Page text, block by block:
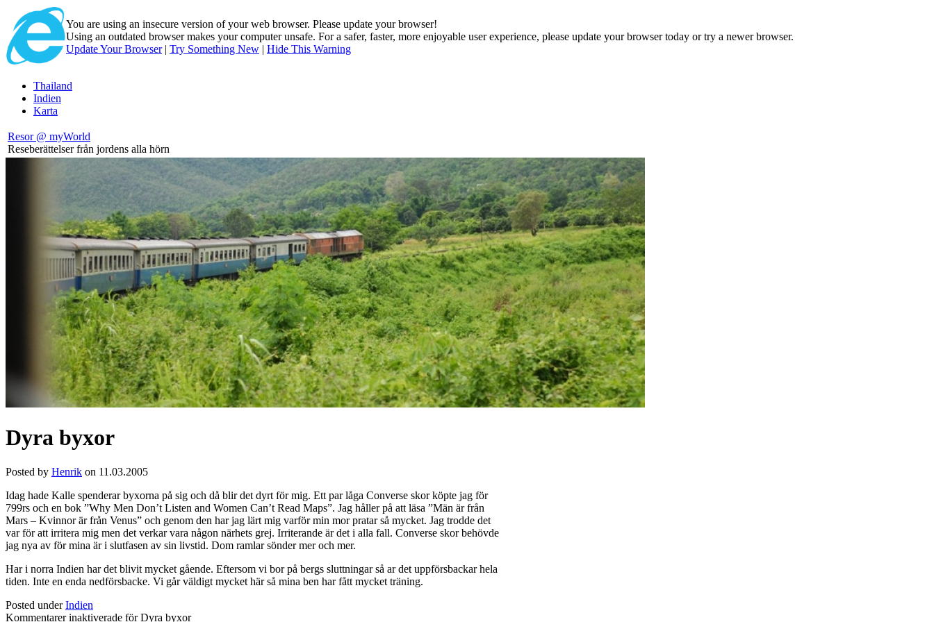
You are using an insecure version ofyour web browser. Please update your browser!
Using an outdated browser makes your computer unsafe. For a safer, faster, more enjoyable user experience, please update your browser today or try a newer browser.
Update Your Browser| Try Something New | Hide This Warning
Thailand
Indien
Karta
Resor @ myWorld
Reseberättelser från jordens alla hörn
Dyra byxor
Posted by Henrik on 11.03.2005
Idag hade Kalle spenderar byxorna på sig och då blir det dyrt för mig. Ett par låga Converse skor köpte jag för
799rs och en bok ”Why Men Don’t Listen and Women Can’t Read Maps”. Jag håller på att läsa ”Män är från
Mars – Kvinnor är från Venus” och genom den har jag lärt mig varför min mor pratar så mycket. Jag trodde det
var för att irritera mig men det verkar vara någon närhets grej. Irriterande är det i alla fall. Converse skor behövde
jag nya av för mina är i slutfasen av sin livstid. Dom ramlar sönder mer och mer.
Har i norra Indien har det blivit mycket gående. Eftersom vi bor på bergs sluttningar så ar det uppförsbackar hela
tiden. Inte en enda nedförsbacke. Vi går väldigt mycket här så mina ben har fått mycket träning.
Posted underIndien
Kommentarer inaktiverade för Dyra byxor